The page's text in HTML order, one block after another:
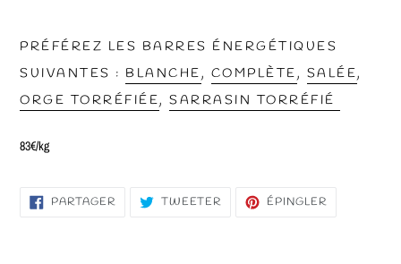
PRÉFÉREZ LES BARRES ÉNERGÉTIQUES
SUIVANTES : BLANCHE, COMPLÈTE, SALÉE,
ORGE TORRÉFIÉE, SARRASIN TORRÉFIÉ
83€/kg
PARTAGERPARTAGER
SUR
TWEETER TWEETERÉPINGLER